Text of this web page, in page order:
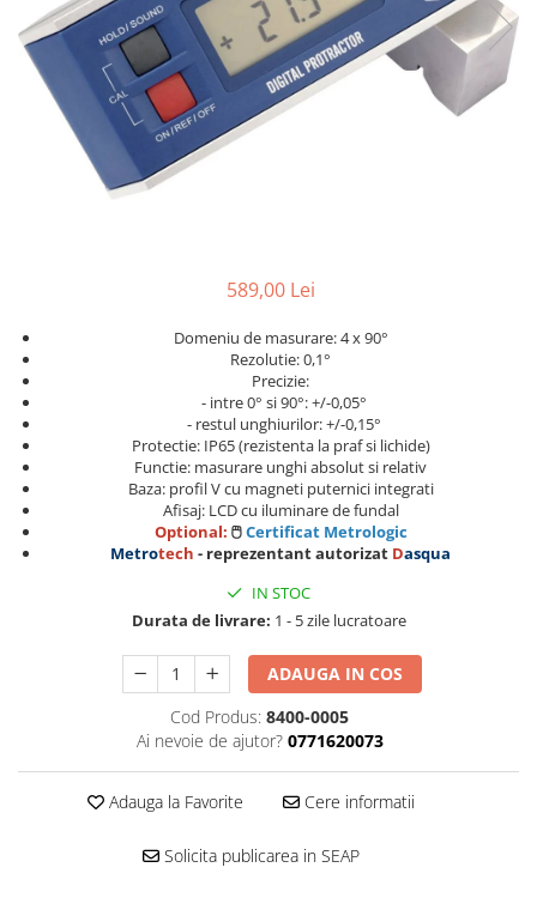
Micrometre speciale
Pasametre
Accesorii micrometre
Ceasuri comparatoare cu levier
Accesorii pentru ceasuri
comparatoare
589,00 Lei
Domeniu de masurare: 4 x 90°
Rezolutie: 0,1°
Precizie:
- intre 0° si 90°: +/-0,05°
- restul unghiurilor: +/-0,15°
Protectie: IP65 (rezistenta la praf si lichide)
Functie: masurare unghi absolut si relativ
Baza: profil V cu magneti puternici integrati
Afisaj: LCD cu iluminare de fundal
Optional: 🖱️Certificat Metrologic
Metrotech - reprezentant autorizat Dasqua
IN STOC
Durata de livrare: 1 - 5 zile lucratoare
ADAUGA IN COS
Cod Produs: 8400-0005
Ai nevoie de ajutor? 0771620073
Adauga la Favorite Cere informatii
Solicita publicarea in SEAP